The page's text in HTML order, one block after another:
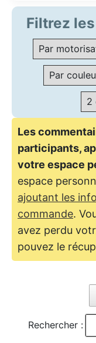
Filtrez
Les
participants,
votre espace
espace
ajoutant les
commande.
avez perdu
pouvez le
Rechercher :